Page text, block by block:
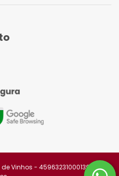
Vinhos - 45963231000139 -